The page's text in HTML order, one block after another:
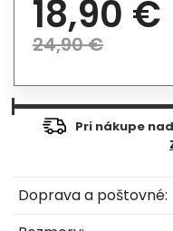
18,90 €
24,90 €
Pri nákupe nad
Doprava a poštovné: